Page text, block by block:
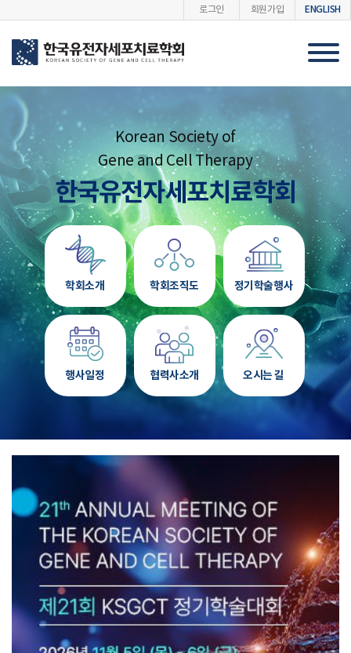
로그인 회원가입 ENGLISH
Korean Society of
Gene and Cell Therapy
한국유전자세포치료학회
학회소개 학회조직도 정기학술행사
행사일정 협력사소개 오시는 길